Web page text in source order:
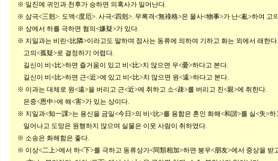
※ 일진에 귀인과 천후가 승하면 의혹사가 일어난다.
※ 삼극<三剋>. 도액<度厄>. 사극<四剋>. 무록격<無祿格>은 물사<物事>가 난<亂>하여 고
※ 상에서 하를 극하면 혐의<嫌疑>가 있다.
※ 지일과는 비린<比隣>이라고도 말하며 점사는 동류에 의하여 기하고 화는 외에서 래한
고의<孤疑>로 결정하기 어렵다.
길신이 비<比>하면 즐거움이 있고 비<比>치 않으면 우<憂>하다고 본다.
길신이 비<比>하면 근<近>에 있고 비<比>치 않으면 원<遠>하다고 본다.
※ 이과는 대체로 원<遠>을 버리고 근<近>에 취하고 소<疎>를 버리고 친<親>에 취한다.
은중<恩中>에 해<害>가 있는 상이다.
※ 지일과<知一課>는 용신을 금일<今日>의 비<比>를 용함은 혼인 화해<和諧>를 실<失>하
일어나고 도망은 원행하지 않으며 실물은 이웃 사람이 취하였다.
※ 소송은 화해함은 좋다.
※ 이상<二上>에서 하<下>를 극하고 동류상가<同類相加>하면 붕우<朋友>에서 중상을 받